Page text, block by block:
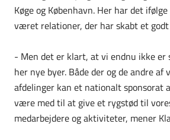
Køge og København. Her har det
været relationer, der har skabt et
- Men det er klart, at vi endnu ikke er
her nye byer. Både der og de andre af
afdelinger kan et nationalt sponsorat
være med til at give et rygstød til
medarbejdere og aktiviteter, mener